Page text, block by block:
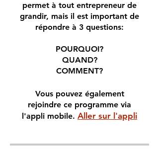
permet à tout entrepreneur de
grandir, mais il est important de
répondre à 3 questions:
POURQUOI?
QUAND?
Vous pouvez également
rejoindre ce programme via
l'appli mobile. Aller sur l'appli